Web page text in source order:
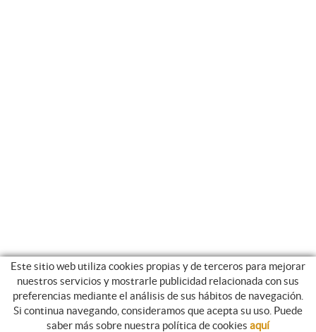
NEWSLETTER
Este sitio web utiliza cookies propias y de terceros para mejorar
nuestros servicios y mostrarle publicidad relacionada con sus
preferencias mediante el análisis de sus hábitos de navegación.
Si continua navegando, consideramos que acepta su uso. Puede
saber más sobre nuestra política de cookies aquí